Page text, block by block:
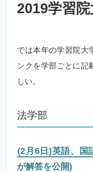
2019学習
では本年の学習院大
ンクを学部ごとに記
しい。
法学部
(2月6日)英語、国
が解答を公開)